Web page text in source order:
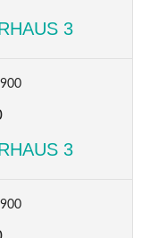
3
3